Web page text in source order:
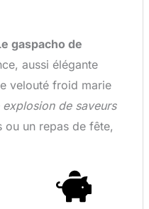
gaspacho de
aussi élégante
velouté froid marie
explosion de saveurs
ou un repas de fête,